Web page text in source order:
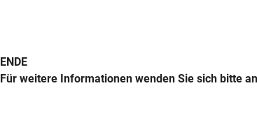
ENDE
Für weitere Informationen wenden Sie sich bitte